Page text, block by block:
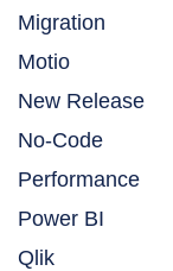
Migration
Motio
New Release
No-Code
Performance
Power BI
Qlik